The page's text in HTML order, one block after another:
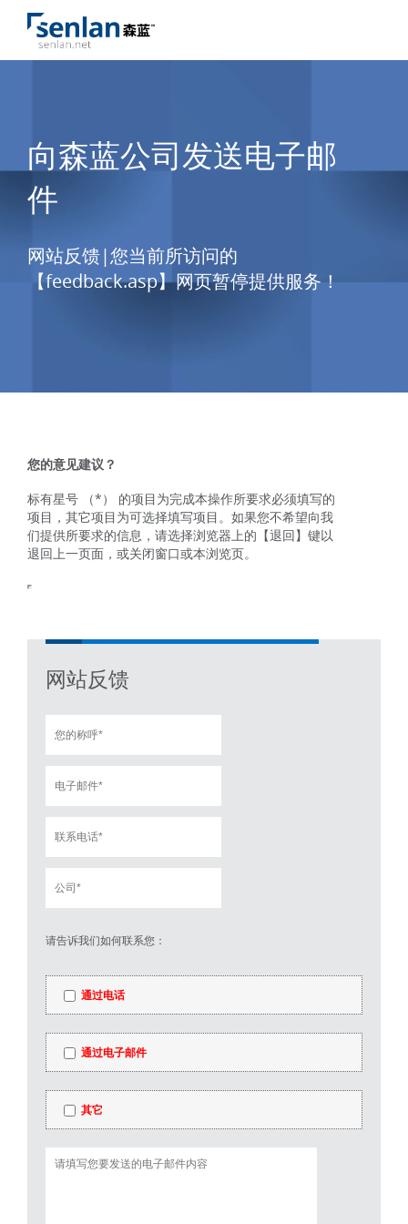
向森蓝公司发送电子邮
件
网站反馈|您当前所访问的
【feedback.asp】网页暂停提供服务！
您的意见建议？
标有星号 （*） 的项目为完成本操作所要求必须填写的
项目，其它项目为可选择填写项目。如果您不希望向我
们提供所要求的信息，请选择浏览器上的【退回】键以
退回上一页面，或关闭窗口或本浏览页。
网站反馈
请告诉我们如何联系您：
通过电话
通过电子邮件
其它